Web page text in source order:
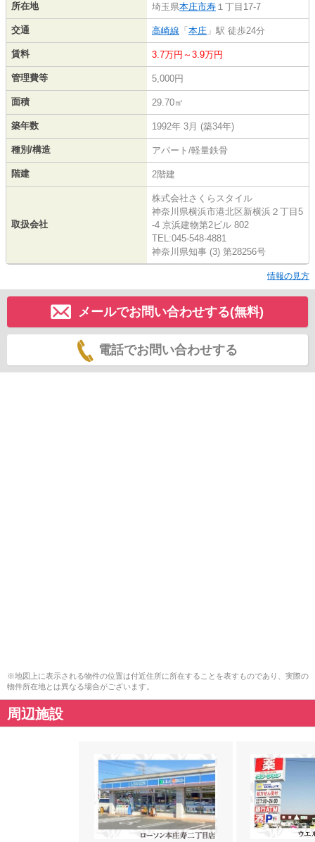
所在地 埼玉県本庄市寿 １丁目17-7
交通 高崎線 「 本庄 」駅 徒歩24分
賃料 3.7万円～3.9万円
管理費等 5,000円
面積 29.70㎡
築年数 1992年 3月 (築34年)
種別/構造 アパート/軽量鉄骨
階建 2階建
取扱会社
株式会社さくらスタイル
神奈川県横浜市港北区新横浜２丁目5
-4 京浜建物第2ビル 802
TEL:045-548-4881
神奈川県知事 (3) 第28256号
情報の見方
メールでお問い合わせする(無料)
電話でお問い合わせする
※地図上に表示される物件の位置は付近住所に所在することを表すものであり、実際の
物件所在地とは異なる場合がございます。
周辺施設